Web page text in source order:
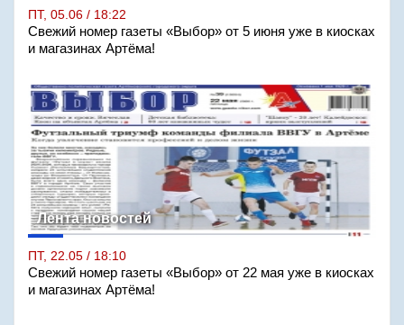
ПТ, 05.06 / 18:22
Свежий номер газеты «Выбор» от 5 июня уже в киосках
и магазинах Артёма!
Лента новостей
ПТ, 22.05 / 18:10
Свежий номер газеты «Выбор» от 22 мая уже в киосках
и магазинах Артёма!